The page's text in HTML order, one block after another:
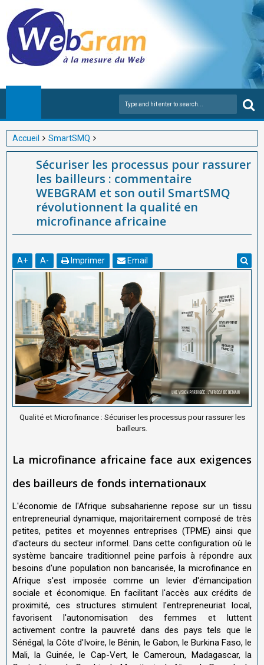
Accueil
SmartSMQ
Sécuriser les processus pour rassurer les bailleurs :
commentaire WEBGRAM et son outil SmartSMQ révolutionnent
la qualité en microfinance africaine
Sécuriser les processus pour rassurer
les bailleurs : commentaire
WEBGRAM et son outil SmartSMQ
révolutionnent la qualité en
microfinance africaine
A+ A- Imprimer Email
Qualité et Microfinance : Sécuriser les processus pour rassurer les
bailleurs.
La microfinance africaine face aux exigences
des bailleurs de fonds internationaux
L'économie de l'Afrique subsaharienne repose sur un tissu
entrepreneurial dynamique, majoritairement composé de très
petites, petites et moyennes entreprises (TPME) ainsi que
d'acteurs du secteur informel. Dans cette configuration où le
système bancaire traditionnel peine parfois à répondre aux
besoins d'une population non bancarisée, la microfinance en
Afrique s'est imposée comme un levier d'émancipation
sociale et économique. En facilitant l'accès aux crédits de
proximité, ces structures stimulent l'entrepreneuriat local,
favorisent l'autonomisation des femmes et luttent
activement contre la pauvreté dans des pays tels que le
Sénégal, la Côte d'Ivoire, le Bénin, le Gabon, le Burkina Faso, le
Mali, la Guinée, le Cap-Vert, le Cameroun, Madagascar, la